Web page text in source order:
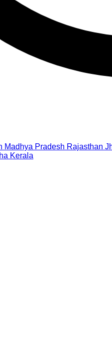
Madhya Pradesh Rajasthan
Kerala